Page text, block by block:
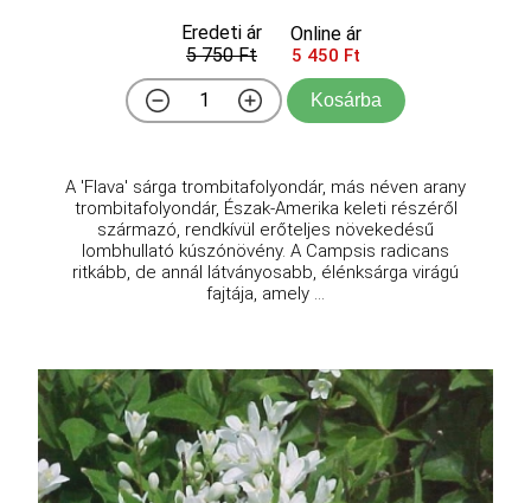
Eredeti ár
5 750 Ft
Online ár
5 450 Ft
Kosárba
A 'Flava' sárga trombitafolyondár, más néven arany
trombitafolyondár, Észak-Amerika keleti részéről
származó, rendkívül erőteljes növekedésű
lombhullató kúszónövény. A Campsis radicans
ritkább, de annál látványosabb, élénksárga virágú
fajtája, amely ...